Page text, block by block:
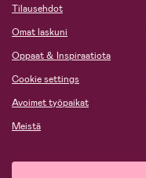
Tilausehdot
Omat laskuni
Oppaat & Inspiraatiota
Cookie settings
Avoimet työpaikat
Meistä